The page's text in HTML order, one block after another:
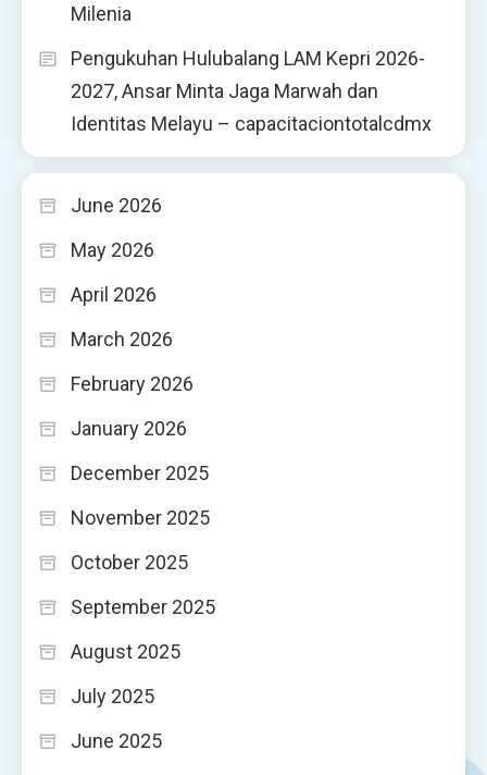
Milenia
Pengukuhan Hulubalang LAM Kepri 2026-
2027, Ansar Minta Jaga Marwah dan
Identitas Melayu – capacitaciontotalcdmx
June 2026
May 2026
April 2026
March 2026
February 2026
January 2026
December 2025
November 2025
October 2025
September 2025
August 2025
July 2025
June 2025